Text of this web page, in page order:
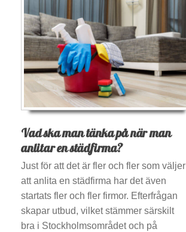
Vad ska man tänka på när man
anlitar en städfirma?
Just för att det är fler och fler som väljer
att anlita en städfirma har det även
startats fler och fler firmor. Efterfrågan
skapar utbud, vilket stämmer särskilt
bra i Stockholmsområdet och på